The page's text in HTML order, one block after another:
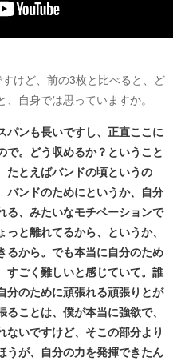
けど、前の3枚と比べると、ど
自身では思っていますか。
ンも長いですし、正直ここに
で。どう収めるか？ということ
たとえばバンドの頃というの
バンドのためにというか、自分
る、みたいなモチベーションで
と離れてるから、というか、
るから。でも本当に自分のため
すごく難しいと感じていて。誰
分のために頑張れる頑張りとが
ことは、僕が本当に強欲で、
いですけど、そこの部分より
うが、自分の力を発揮できたん